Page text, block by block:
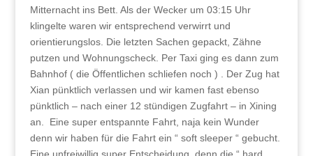
Mitternacht ins Bett. Als der Wecker um 03:15 Uhr
klingelte waren wir entsprechend verwirrt und
orientierungslos. Die letzten Sachen gepackt, Zähne
putzen und Wohnungscheck. Per Taxi ging es dann zum
Bahnhof ( die Öffentlichen schliefen noch ) . Der Zug hat
Xian pünktlich verlassen und wir kamen fast ebenso
pünktlich – nach einer 12 stündigen Zugfahrt – in Xining
an. Eine super entspannte Fahrt, naja kein Wunder
denn wir haben für die Fahrt ein “ soft sleeper “ gebucht.